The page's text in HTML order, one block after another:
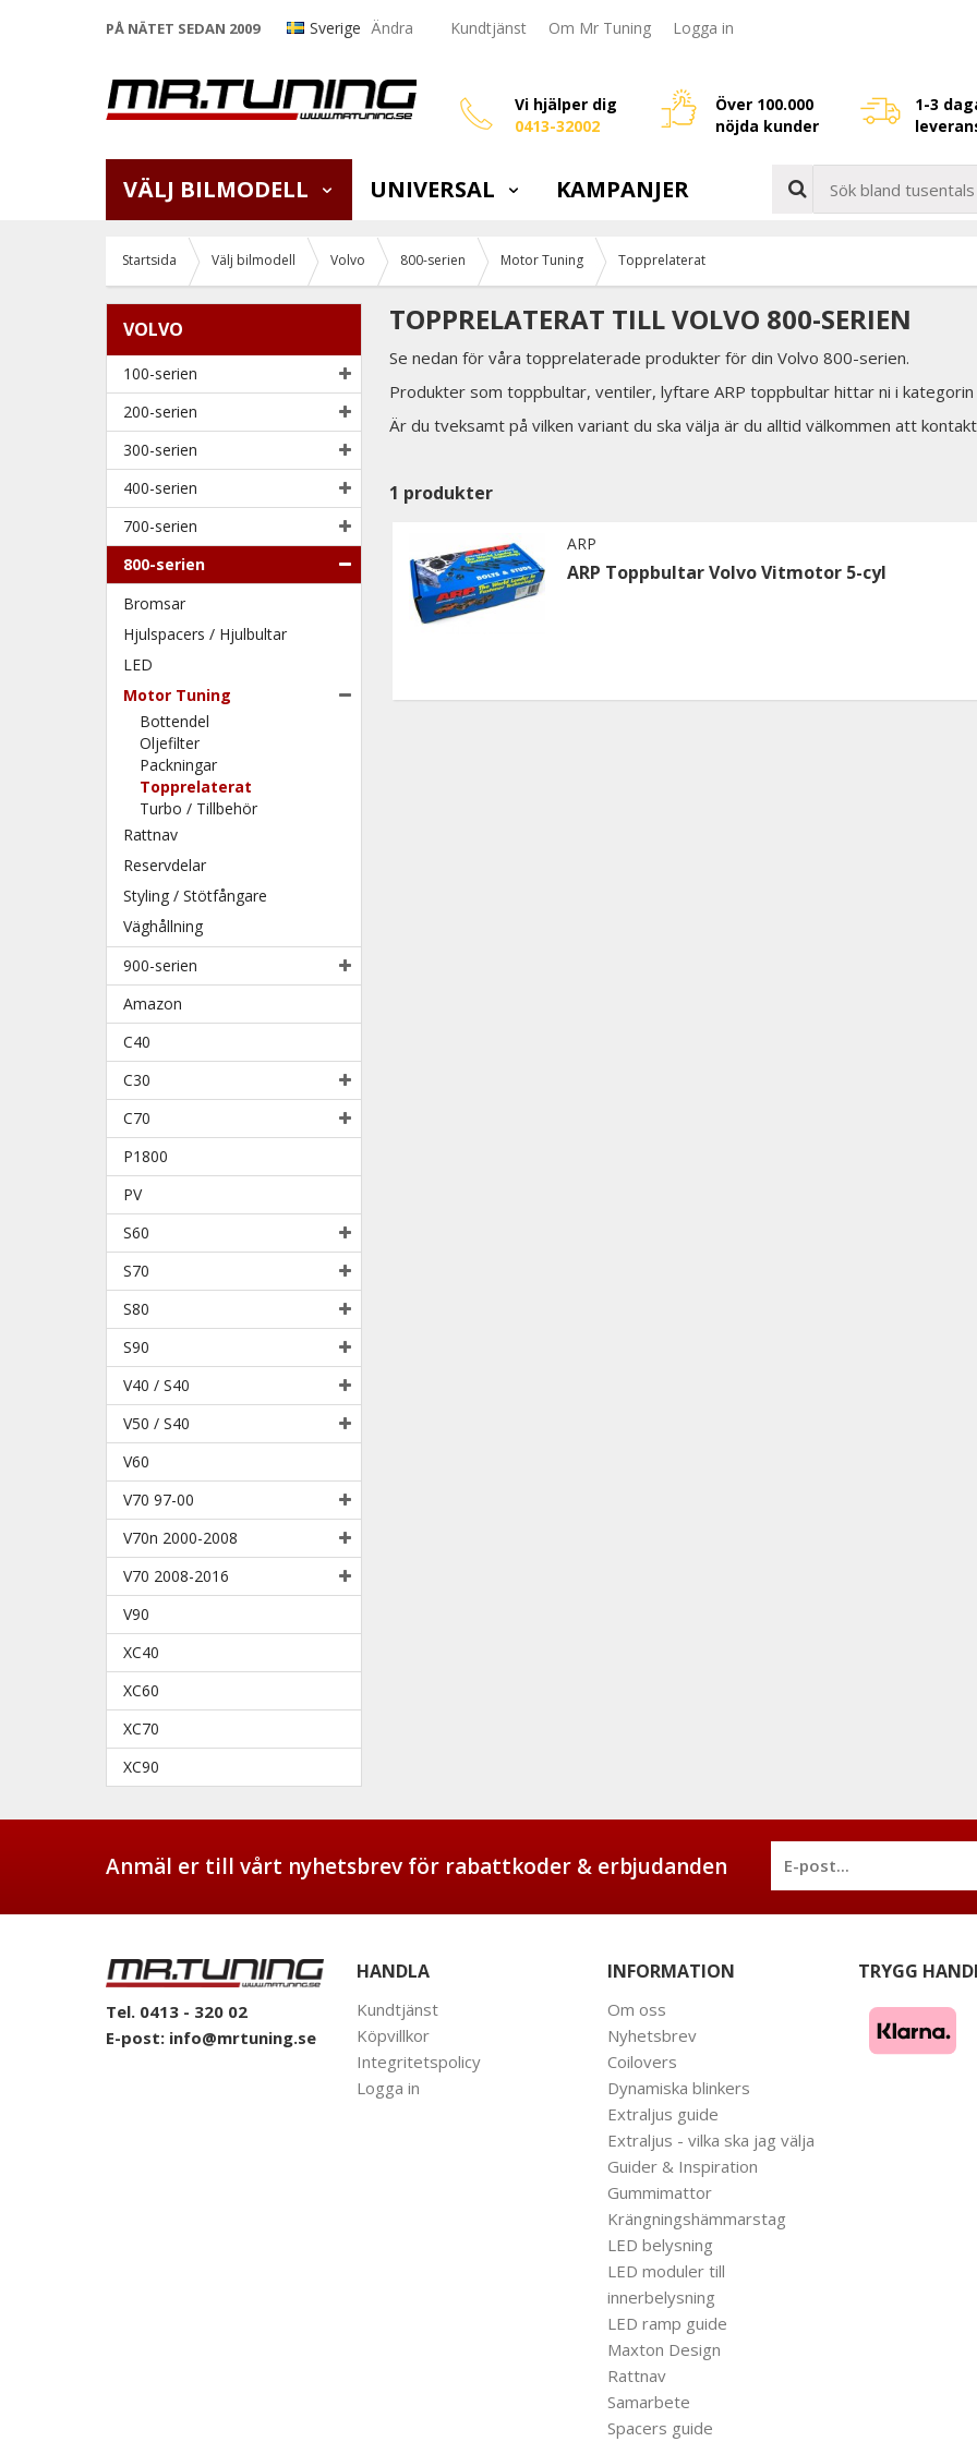
PÅ NÄTET SEDAN 2009 Sverige Ändra Kundtjänst Om Mr Tuning Logga in
Vi hjälper dig
0413-32002
Över 100.000
nöjda kunder
1-3
VÄLJ BILMODELL UNIVERSAL KAMPANJER
Startsida Välj bilmodell Volvo 800-serien Motor Tuning Topprelaterat
VOLVO
100-serien
200-serien
300-serien
400-serien
700-serien
800-serien
Bromsar
Hjulspacers / Hjulbultar
LED
Motor Tuning
Bottendel
Oljefilter
Packningar
Topprelaterat
Turbo / Tillbehör
Rattnav
Reservdelar
Styling / Stötfångare
Väghållning
900-serien
Amazon
C40
C30
C70
P1800
PV
S60
S70
S80
S90
V40 / S40
V50 / S40
V60
V70 97-00
V70n 2000-2008
V70 2008-2016
V90
XC40
XC60
XC70
XC90
TOPPRELATERAT TILL VOLVO 800-SERIEN
Se nedan för våra topprelaterade produkter för din Volvo 800-serien.
Produkter som toppbultar, ventiler, lyftare ARP toppbultar hittar ni i kategorin
Är du tveksamt på vilken variant du ska välja är du alltid välkommen att
1 produkter
ARP
ARP Toppbultar Volvo Vitmotor 5-cyl
Anmäl er till vårt nyhetsbrev för rabattkoder & erbjudanden
Tel. 0413 - 320 02
E-post: info@mrtuning.se
HANDLA
Kundtjänst
Köpvillkor
Integritetspolicy
Logga in
INFORMATION
Om oss
Nyhetsbrev
Coilovers
Dynamiska blinkers
Extraljus guide
Extraljus - vilka ska jag välja
Guider & Inspiration
Gummimattor
Krängningshämmarstag
LED belysning
LED moduler till
innerbelysning
LED ramp guide
Maxton Design
Rattnav
Samarbete
Spacers guide
TRYGG